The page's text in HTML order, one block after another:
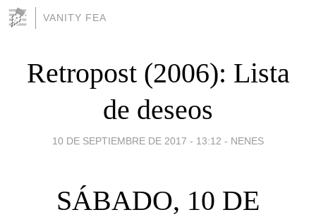
VANITY FEA
Retropost (2006): Lista
de deseos
10 DE SEPTIEMBRE DE 2017 - 13:12 - NENES
SÁBADO, 10 DE